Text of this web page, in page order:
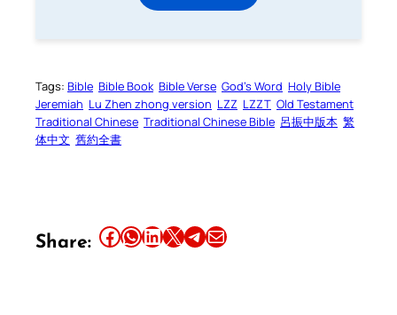
Tags: Bible Bible Book Bible Verse God’s Word Holy Bible
Jeremiah Lu Zhen zhong version LZZ LZZT Old Testament
Traditional Chinese Traditional Chinese Bible 呂振中版本 繁
体中文 舊約全書
Share: Share this article on Facebook Share this article on WhatsApp Share this article on LinkedIn Share this article on X Share this article on TelegramEmail this Article